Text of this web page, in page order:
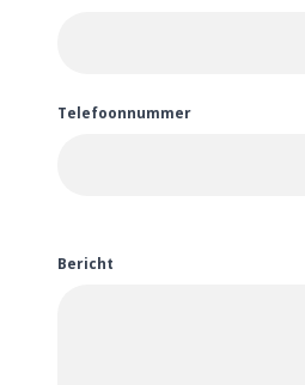
Telefoonnummer
Bericht